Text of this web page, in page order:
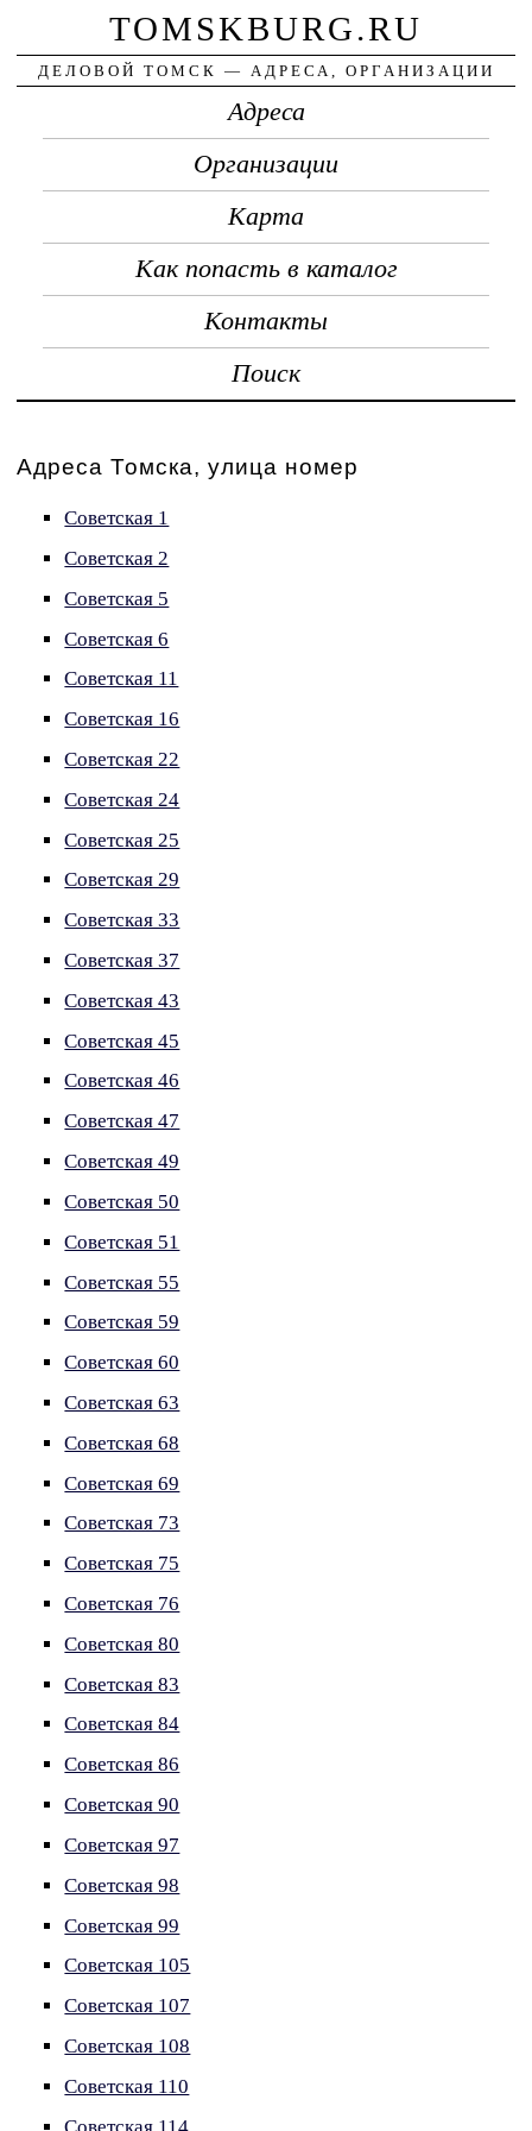
TOMSKBURG.RU
ДЕЛОВОЙ ТОМСК — АДРЕСА, ОРГАНИЗАЦИИ
Адреса
Организации
Карта
Как попасть в каталог
Контакты
Поиск
Адреса Томска, улица номер
Советская 1
Советская 2
Советская 5
Советская 6
Советская 11
Советская 16
Советская 22
Советская 24
Советская 25
Советская 29
Советская 33
Советская 37
Советская 43
Советская 45
Советская 46
Советская 47
Советская 49
Советская 50
Советская 51
Советская 55
Советская 59
Советская 60
Советская 63
Советская 68
Советская 69
Советская 73
Советская 75
Советская 76
Советская 80
Советская 83
Советская 84
Советская 86
Советская 90
Советская 97
Советская 98
Советская 99
Советская 105
Советская 107
Советская 108
Советская 110
Советская 114